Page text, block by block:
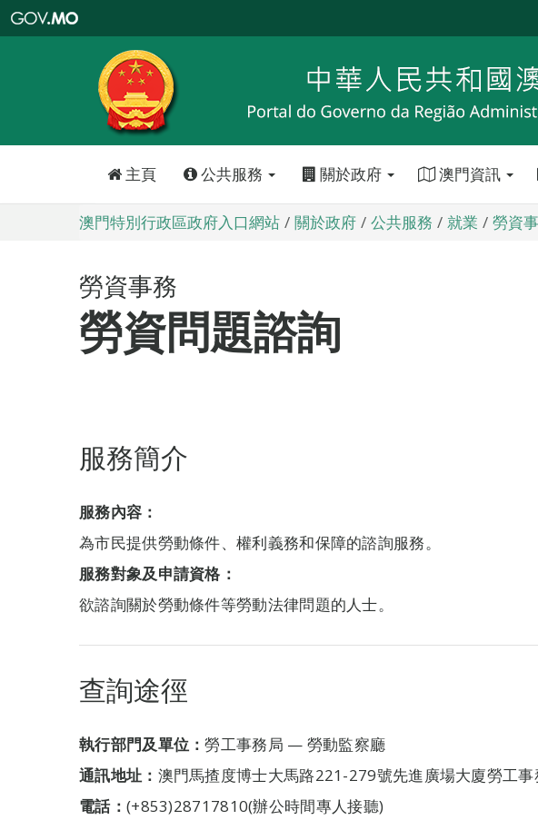
特
政
區
政
口
主頁 公共服務 關於政府 澳門資訊
澳門特別行政區政府入口網站 關於政府 公共服務 就業 勞資
勞資事務
勞資問題諮詢
服務簡介
服務內容：
為市民提供勞動條件、權利義務和保障的諮詢服務。
服務對象及申請資格：
欲諮詢關於勞動條件等勞動法律問題的人士。
查詢途徑
執行部門及單位：勞工事務局 — 勞動監察廳
通訊地址： 澳門馬揸度博士大馬路221-279號先進廣場大廈勞工事
電話： (+853)28717810(辦公時間專人接聽)